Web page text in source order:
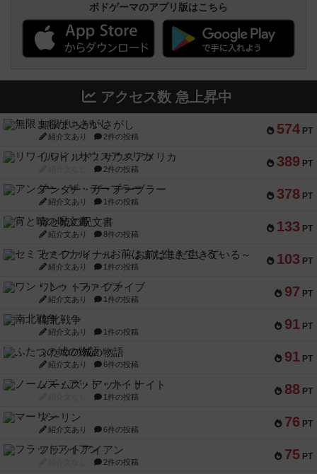
ボドゲーマのアプリ版はこちら
アクセス数 急上昇中
574 PT
無限まちがいさがし
紹介文あり 2件の投稿
389 PT
リワイルド：サウスアメリカ
2件の投稿
378 PT
アンダー・ザ・テーブラー
紹介文あり 1件の投稿
133 PT
宵と暁の呪文書
紹介文あり 8件の投稿
103 PT
セミファイナル ～お前はまだ生きている～
紹介文あり 1件の投稿
97 PT
ワン・トゥ・ファイブ
紹介文あり 1件の投稿
91 PT
南北戦争
紹介文あり 1件の投稿
91 PT
ふたつの城の物語
紹介文あり 6件の投稿
88 PT
ノームズ・アット・ナイト
1件の投稿
76 PT
マーリン
紹介文あり 6件の投稿
75 PT
フラットアイアン
2件の投稿